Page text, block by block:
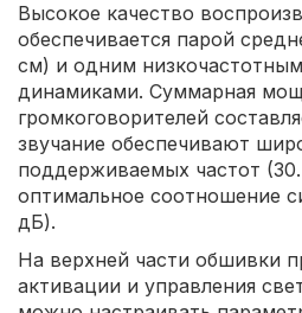
Высокое качество
обеспечивается парой
см) и одним
динамиками. Суммарная
громкоговорителей
звучание обеспечивают
поддерживаемых частот
оптимальное соотношение
дБ).
На верхней части обшивки
активации и управления